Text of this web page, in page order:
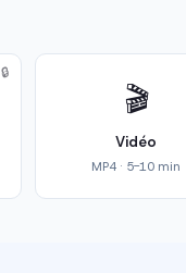
🔒
🎬
Vidéo
MP4 · 5-10 min